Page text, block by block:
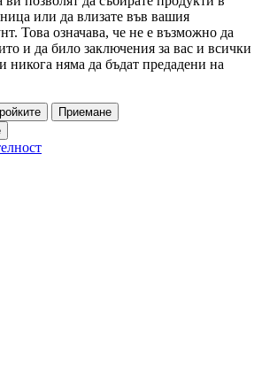
или да влизате във вашия
Това означава, че не е възможно да
и да било заключения за вас и всички
никога няма да бъдат предадени на
Приемане